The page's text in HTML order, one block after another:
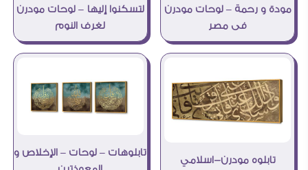
مودة و رحمة – لوحات مودرن
فى مصر
لتسكنوا إليها – لوحات مودرن
لغرف النوم
تابلوه مودرن-اسلامي
تابلوهات – لوحات – الإخلاص و